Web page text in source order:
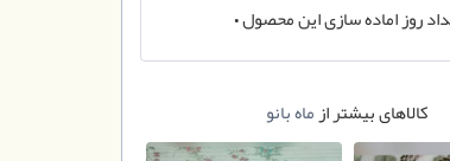
روز اماده سازی این محصول0
کالاهای بیشتر ازماه بانو